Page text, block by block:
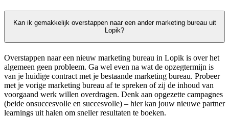
Kan ik gemakkelijk overstappen naar een ander marketing bureau uit
Lopik?
Overstappen naar een nieuw marketing bureau in Lopik is over het
algemeen geen probleem. Ga wel even na wat de opzegtermijn is
van je huidige contract met je bestaande marketing bureau. Probeer
met je vorige marketing bureau af te spreken of zij de inhoud van
voorgaand werk willen overdragen. Denk aan opgezette campagnes
(beide onsuccesvolle en succesvolle) – hier kan jouw nieuwe partner
learnings uit halen om sneller resultaten te boeken.